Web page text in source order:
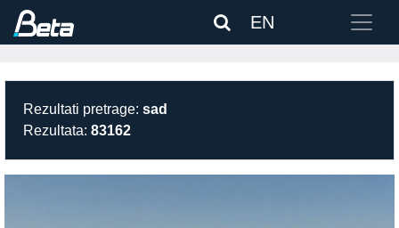
EN
Rezultati pretrage: sad
Rezultata: 83162